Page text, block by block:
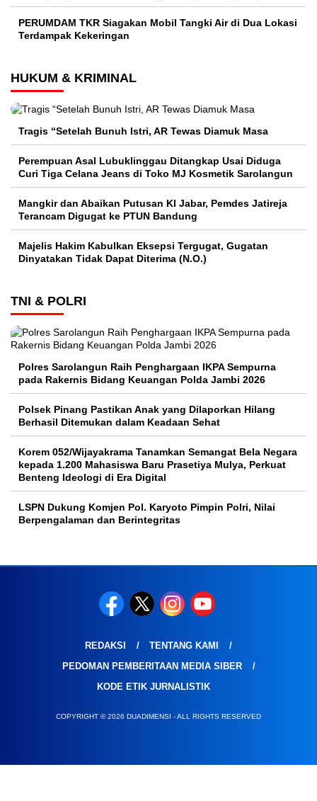
PERUMDAM TKR Siagakan Mobil Tangki Air di Dua Lokasi
Terdampak Kekeringan
HUKUM & KRIMINAL
Tragis “Setelah Bunuh Istri, AR Tewas Diamuk Masa
Perempuan Asal Lubuklinggau Ditangkap Usai Diduga
Curi Tiga Celana Jeans di Toko MJ Kosmetik Sarolangun
Mangkir dan Abaikan Putusan KI Jabar, Pemdes Jatireja
Terancam Digugat ke PTUN Bandung
Majelis Hakim Kabulkan Eksepsi Tergugat, Gugatan
Dinyatakan Tidak Dapat Diterima (N.O.)
TNI & POLRI
Polres Sarolangun Raih Penghargaan IKPA Sempurna
pada Rakernis Bidang Keuangan Polda Jambi 2026
Polsek Pinang Pastikan Anak yang Dilaporkan Hilang
Berhasil Ditemukan dalam Keadaan Sehat
Korem 052/Wijayakrama Tanamkan Semangat Bela Negara
kepada 1.200 Mahasiswa Baru Prasetiya Mulya, Perkuat
Benteng Ideologi di Era Digital
LSPN Dukung Komjen Pol. Karyoto Pimpin Polri, Nilai
Berpengalaman dan Berintegritas
REDAKSI
TENTANG KAMI
PEDOMAN PEMBERITAAN MEDIA SIBER
KODE ETIK JURNALISTIK
COPYRIGHT © 2026 DUADIMENSI - ALL RIGHTS RESERVED